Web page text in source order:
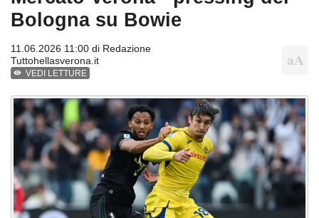
Bologna su Bowie
11.06.2026 11:00 di Redazione
Tuttohellasverona.it
VEDI LETTURE